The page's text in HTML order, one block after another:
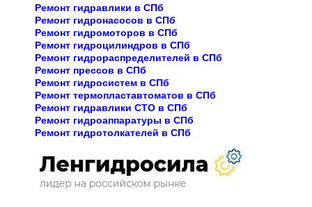
Ремонт гидравлики в СПб
Ремонт гидронасосов в СПб
Ремонт гидромоторов в СПб
Ремонт гидроцилиндров в СПб
Ремонт гидрораспределителей в СПб
Ремонт прессов в СПб
Ремонт гидросистем в СПб
Ремонт термопластавтоматов в СПб
Ремонт гидравлики СТО в СПб
Ремонт гидроаппаратуры в СПб
Ремонт гидротолкателей в СПб